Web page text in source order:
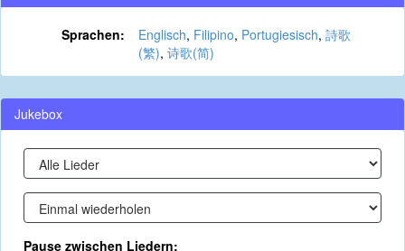
Sprachen: Englisch, Filipino, Portugiesisch, 詩歌
(繁), 诗歌(简)
Jukebox
Pause zwischen Liedern: